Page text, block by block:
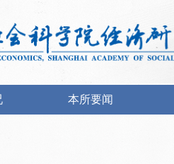
本所要闻